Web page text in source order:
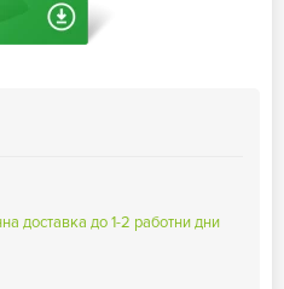
доставка до 1-2 работни дни